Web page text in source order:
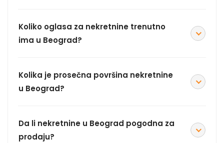
Koliko oglasa za nekretnine trenutno
ima u Beograd?
Kolika je prosečna površina nekretnine
u Beograd?
Da li nekretnine u Beograd pogodna za
prodaju?